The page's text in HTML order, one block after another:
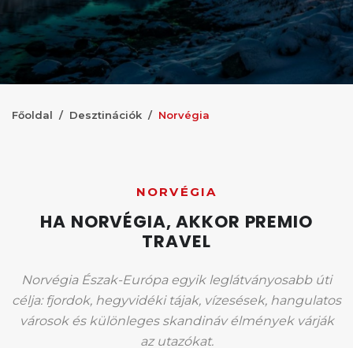
Főoldal Desztinációk Norvégia
NORVÉGIA
HA NORVÉGIA, AKKOR PREMIO
TRAVEL
Norvégia Észak-Európa egyik leglátványosabb úti
célja: fjordok, hegyvidéki tájak, vízesések, hangulatos
városok és különleges skandináv élmények várják
az utazókat.